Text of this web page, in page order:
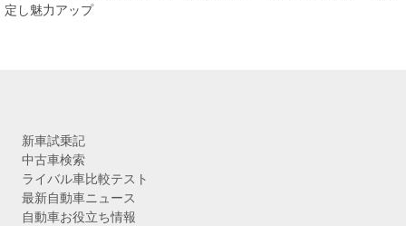
ブ
定し魅力アップ
新車試乗記
中古車検索
ライバル車比較テスト
最新自動車ニュース
自動車お役立ち情報